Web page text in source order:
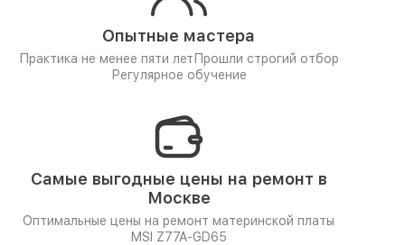
Опытные мастера
Практика не менее пяти лет Прошли строгий отбор
Регулярное обучение
Самые выгодные цены на ремонт в
Москве
Оптимальные цены на ремонт материнской платы
MSI Z77A-GD65